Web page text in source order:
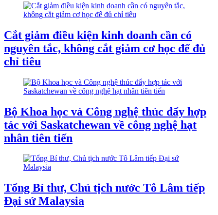
Cắt giảm điều kiện kinh doanh cần có
nguyên tắc, không cắt giảm cơ học để đủ
chỉ tiêu
Bộ Khoa học và Công nghệ thúc đẩy hợp
tác với Saskatchewan về công nghệ hạt
nhân tiên tiến
Tổng Bí thư, Chủ tịch nước Tô Lâm tiếp
Đại sứ Malaysia